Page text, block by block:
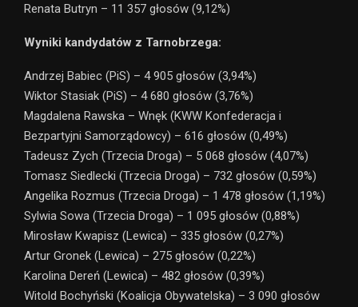
Renata Butryn – 11 357 głosów (9,12%)
Wyniki kandydatów z Tarnobrzega:
Andrzej Babiec (PiS) – 4 905 głosów (3,94%)
Wiktor Stasiak (PiS) – 4 680 głosów (3,76%)
Magdalena Rawska – Wnęk (KWW Konfederacja i
Bezpartyjni Samorządowcy) – 616 głosów (0,49%)
Tadeusz Zych (Trzecia Droga) – 5 068 głosów (4,07%)
Tomasz Siedlecki (Trzecia Droga) – 732 głosów (0,59%)
Angelika Rozmus (Trzecia Droga) – 1 478 głosów (1,19%)
Sylwia Sowa (Trzecia Droga) – 1 095 głosów (0,88%)
Mirosław Kwapisz (Lewica) – 335 głosów (0,27%)
Artur Gronek (Lewica) – 275 głosów (0,22%)
Karolina Dereń (Lewica) – 482 głosów (0,39%)
Witold Bochyński (Koalicja Obywatelska) – 3 090 głosów